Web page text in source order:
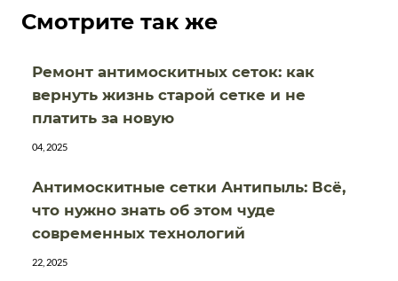
Смотрите так же
Ремонт антимоскитных сеток: как
вернуть жизнь старой сетке и не
платить за новую
04, 2025
Антимоскитные сетки Антипыль: Всё,
что нужно знать об этом чуде
современных технологий
22, 2025